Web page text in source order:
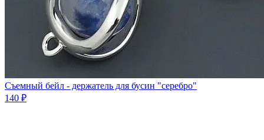
Съемный бейл - держатель для бусин "серебро"
140 ₽